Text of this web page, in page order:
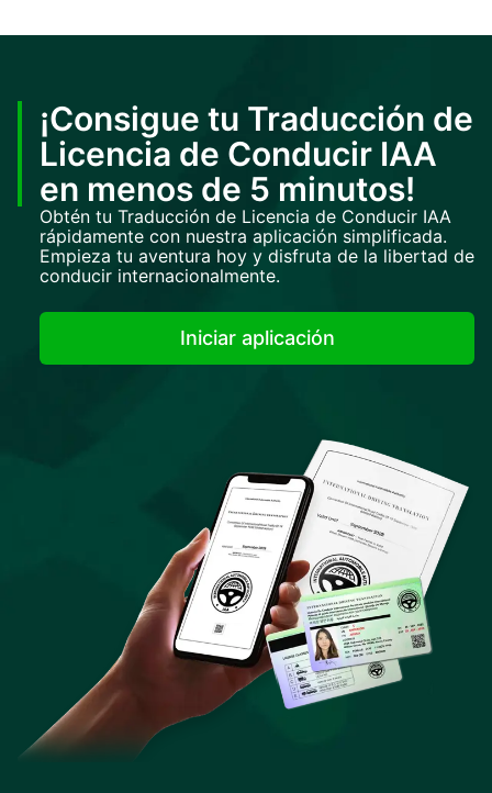
¡Consigue tu Traducción de
Licencia de Conducir IAA
en menos de 5 minutos!
Obtén tu Traducción de Licencia de Conducir IAA
rápidamente con nuestra aplicación simplificada.
Empieza tu aventura hoy y disfruta de la libertad de
conducir internacionalmente.
Iniciar aplicación